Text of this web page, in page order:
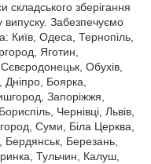
зберігання
випуску. Забезпечуємо
Київ, Одеса, Тернопіль,
Яготин,
Обухів,
Дніпро, Боярка,
Запоріжжя,
Чернівці, Львів,
Суми, Біла Церква,
Бердянськ, Березань,
Тульчин, Калуш,